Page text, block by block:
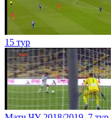
15 тур